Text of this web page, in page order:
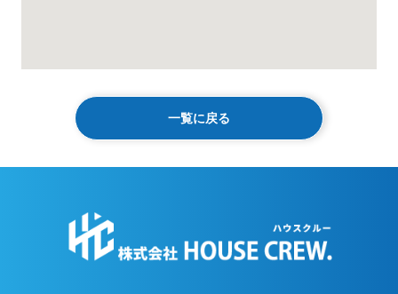
一覧に戻る